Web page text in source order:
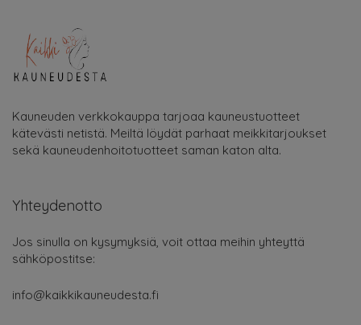
Kauneuden verkkokauppa tarjoaa kauneustuotteet
kätevästi netistä. Meiltä löydät parhaat meikkitarjoukset
sekä kauneudenhoitotuotteet saman katon alta.
Yhteydenotto
Jos sinulla on kysymyksiä, voit ottaa meihin yhteyttä
sähköpostitse:
info@kaikkikauneudesta.fi